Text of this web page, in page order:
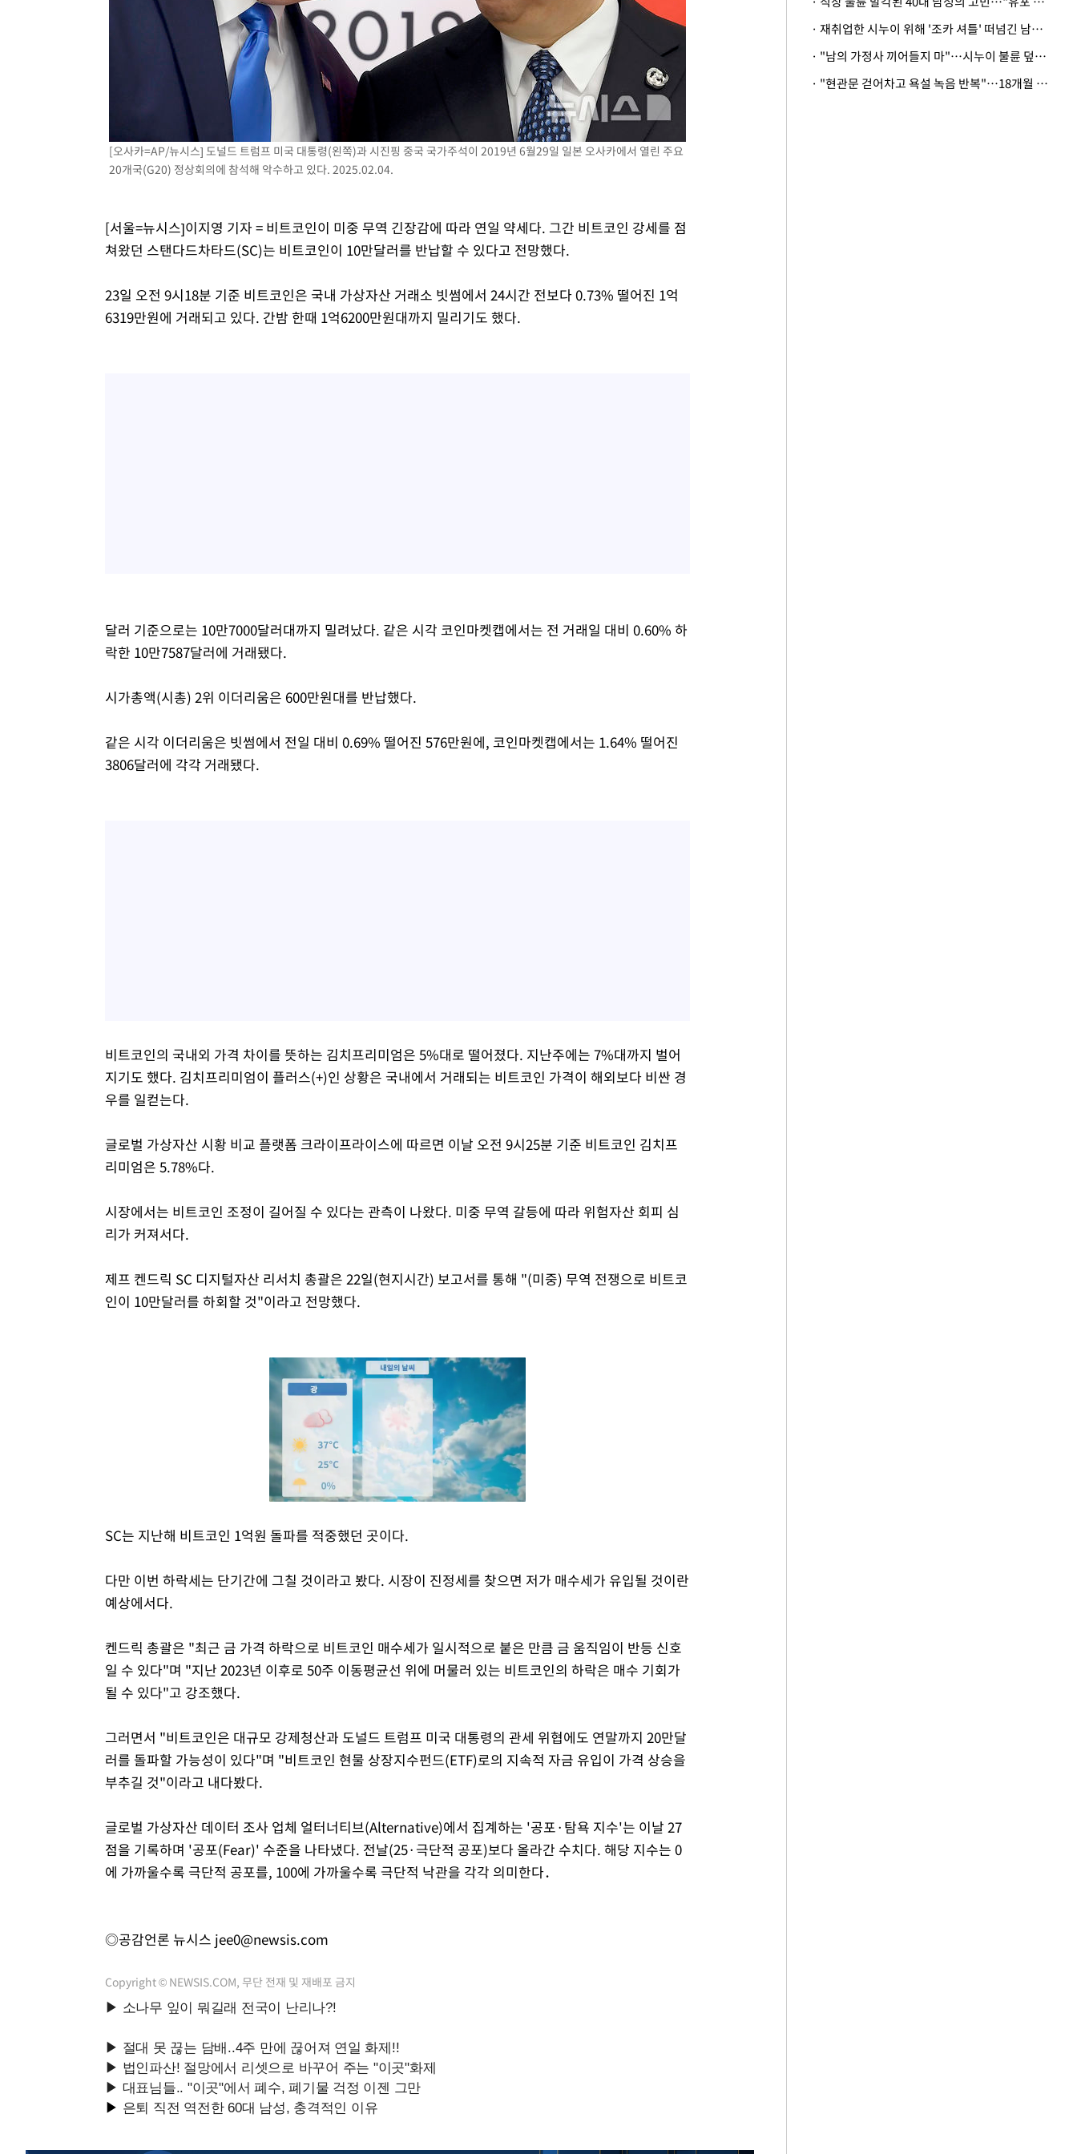
[오사카=AP/뉴시스] 도널드 트럼프 미국 대통령(왼쪽)과 시진핑 중국 국가주석이 2019년 6월29일 일본 오사카에서 열린 주요
20개국(G20) 정상회의에 참석해 악수하고 있다. 2025.02.04.
[서울=뉴시스]이지영 기자 = 비트코인이 미중 무역 긴장감에 따라 연일 약세다. 그간 비트코인 강세를 점
쳐왔던 스탠다드차타드(SC)는 비트코인이 10만달러를 반납할 수 있다고 전망했다.
23일 오전 9시18분 기준 비트코인은 국내 가상자산 거래소 빗썸에서 24시간 전보다 0.73% 떨어진 1억
6319만원에 거래되고 있다. 간밤 한때 1억6200만원대까지 밀리기도 했다.
달러 기준으로는 10만7000달러대까지 밀려났다. 같은 시각 코인마켓캡에서는 전 거래일 대비 0.60% 하
락한 10만7587달러에 거래됐다.
시가총액(시총) 2위 이더리움은 600만원대를 반납했다.
같은 시각 이더리움은 빗썸에서 전일 대비 0.69% 떨어진 576만원에, 코인마켓캡에서는 1.64% 떨어진
3806달러에 각각 거래됐다.
비트코인의 국내외 가격 차이를 뜻하는 김치프리미엄은 5%대로 떨어졌다. 지난주에는 7%대까지 벌어
지기도 했다. 김치프리미엄이 플러스(+)인 상황은 국내에서 거래되는 비트코인 가격이 해외보다 비싼 경
우를 일컫는다.
글로벌 가상자산 시황 비교 플랫폼 크라이프라이스에 따르면 이날 오전 9시25분 기준 비트코인 김치프
리미엄은 5.78%다.
시장에서는 비트코인 조정이 길어질 수 있다는 관측이 나왔다. 미중 무역 갈등에 따라 위험자산 회피 심
리가 커져서다.
제프 켄드릭 SC 디지털자산 리서치 총괄은 22일(현지시간) 보고서를 통해 "(미중) 무역 전쟁으로 비트코
인이 10만달러를 하회할 것"이라고 전망했다.
SC는 지난해 비트코인 1억원 돌파를 적중했던 곳이다.
다만 이번 하락세는 단기간에 그칠 것이라고 봤다. 시장이 진정세를 찾으면 저가 매수세가 유입될 것이란
예상에서다.
켄드릭 총괄은 "최근 금 가격 하락으로 비트코인 매수세가 일시적으로 붙은 만큼 금 움직임이 반등 신호
일 수 있다"며 "지난 2023년 이후로 50주 이동평균선 위에 머물러 있는 비트코인의 하락은 매수 기회가
될 수 있다"고 강조했다.
그러면서 "비트코인은 대규모 강제청산과 도널드 트럼프 미국 대통령의 관세 위협에도 연말까지 20만달
러를 돌파할 가능성이 있다"며 "비트코인 현물 상장지수펀드(ETF)로의 지속적 자금 유입이 가격 상승을
부추길 것"이라고 내다봤다.
글로벌 가상자산 데이터 조사 업체 얼터너티브(Alternative)에서 집계하는 '공포·탐욕 지수'는 이날 27
점을 기록하며 '공포(Fear)' 수준을 나타냈다. 전날(25·극단적 공포)보다 올라간 수치다. 해당 지수는 0
에 가까울수록 극단적 공포를, 100에 가까울수록 극단적 낙관을 각각 의미한다．
◎공감언론 뉴시스 jee0@newsis.com
Copyright © NEWSIS.COM, 무단 전재 및 재배포 금지
· 재취업한 시누이 위해 '조카 셔틀' 떠넘긴 남편…아내 "난 못한다"
· "남의 가정사 끼어들지 마"…시누이 불륜 덮으려는 남편에 억울한 아내
· "현관문 걷어차고 욕설 녹음 반복"…18개월 아기 키우는 집 뒤흔든 '앞집의 비극'